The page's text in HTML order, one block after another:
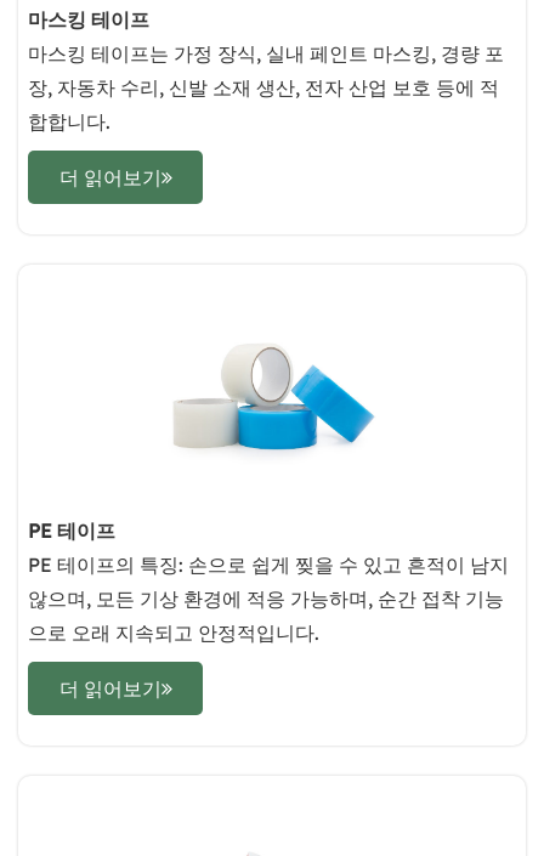
마스킹 테이프
마스킹 테이프는 가정 장식, 실내 페인트 마스킹, 경량 포
장, 자동차 수리, 신발 소재 생산, 전자 산업 보호 등에 적
합합니다.
더 읽어보기
PE 테이프
PE 테이프의 특징: 손으로 쉽게 찢을 수 있고 흔적이 남지
않으며, 모든 기상 환경에 적응 가능하며, 순간 접착 기능
으로 오래 지속되고 안정적입니다.
더 읽어보기